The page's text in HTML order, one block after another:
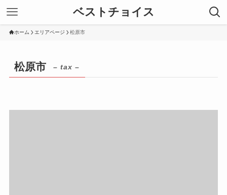
ベストチョイス
ホーム エリアページ 松原市
松原市 – tax –